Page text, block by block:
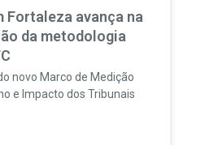
Fortaleza avança na
da metodologia
novo Marco de Medição
e Impacto dos Tribunais